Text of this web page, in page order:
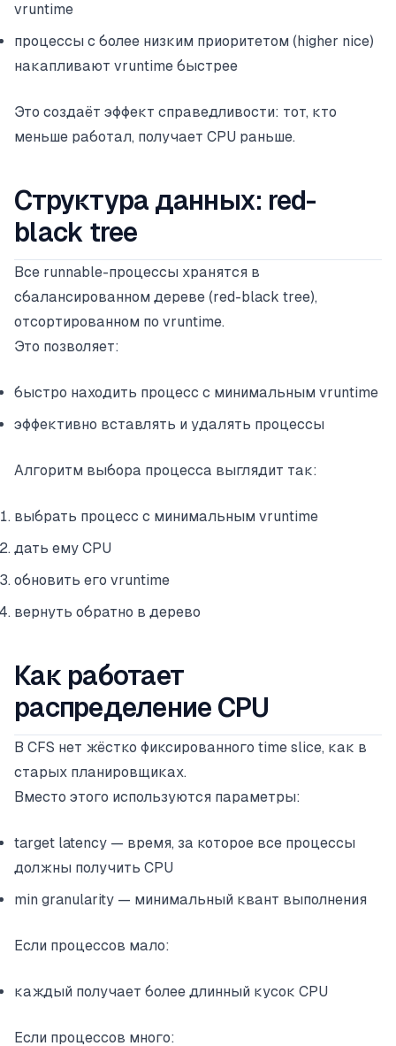
vruntime
процессы с более низким приоритетом (higher nice)
накапливают vruntime быстрее
Это создаёт эффект справедливости: тот, кто
меньше работал, получает CPU раньше.
Структура данных: red-
black tree
Все runnable-процессы хранятся в
сбалансированном дереве (red-black tree),
отсортированном по vruntime.
Это позволяет:
быстро находить процесс с минимальным vruntime
эффективно вставлять и удалять процессы
Алгоритм выбора процесса выглядит так:
выбрать процесс с минимальным vruntime
дать ему CPU
обновить его vruntime
вернуть обратно в дерево
Как работает
распределение CPU
В CFS нет жёстко фиксированного time slice, как в
старых планировщиках.
Вместо этого используются параметры:
target latency — время, за которое все процессы
должны получить CPU
min granularity — минимальный квант выполнения
Если процессов мало:
каждый получает более длинный кусок CPU
Если процессов много: